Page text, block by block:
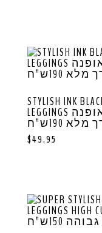
STYLISH INK
LEGGINGS טייץ מאויר בסגנון איור אופנה
190ש”ח
$49.95